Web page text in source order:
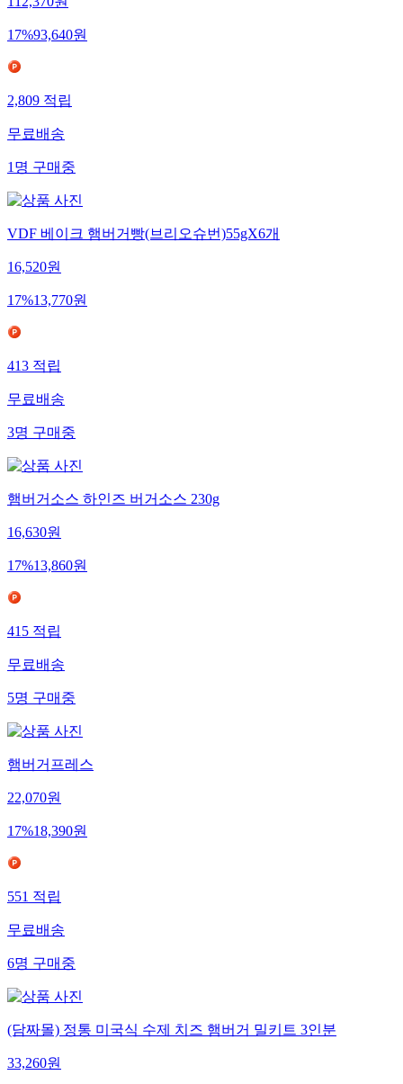
17%93,640원
2,809 적립
무료배송
1 명 구매중
VDF 베이크 햄버거빵(브리오슈번)55gX6개
16,520원
17%13,770원
413 적립
무료배송
3명 구매중
햄버거소스 하인즈 버거소스 230g
16,630원
17%13,860원
415 적립
무료배송
5명 구매중
햄버거프레스
22,070원
17%18,390원
551 적립
무료배송
6명 구매중
(담짜몰) 정통 미국식 수제 치즈 햄버거 밀키트 3인분
33,260원